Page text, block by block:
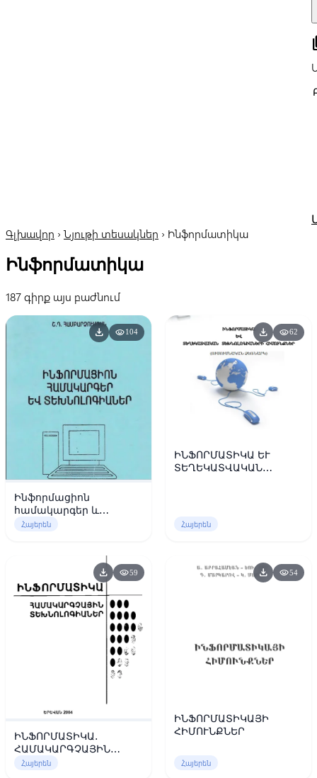
Գլխավոր › Նյութի տեսակներ › Ինֆորմատիկա
Ինֆորմատիկա
187 գիրք այս բաժնում
download visibility104
Ինֆորմացիոն
համակարգեր և
տեխնոլոգիաներ
Հայերեն
download visibility62
ԻՆՖՈՐՄԱՏԻԿԱ ԵՒ
ՏԵՂԵԿԱՏՎԱԿԱՆ
Հայերեն
download visibility59
ԻՆՖՈՐՄԱՏԻԿԱ.
ՀԱՄԱԿԱՐԳՉԱՅԻՆ
ՏԵԽՆՈԼՈԳԻԱՆԵՐ
Հայերեն
download visibility54
ԻՆՖՈՐՄԱՏԻԿԱՅԻ
ՀԻՄՈՒՆՔՆԵՐ
Հայերեն